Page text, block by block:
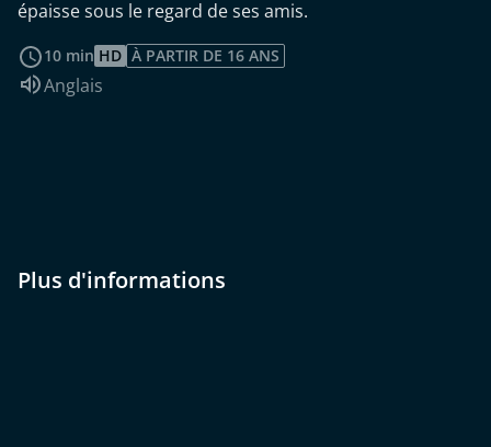
épaisse sous le regard de ses amis.
10 min HD À PARTIR DE 16 ANS
Audio :
Anglais
Plus d'informations